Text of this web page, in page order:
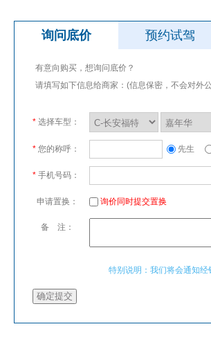
询问底价 预约试驾
有意向购买，想询问底价？
请填写如下信息给商家：(信息保密，不会对外
* 选择车型：
* 您的称呼： 先生
* 手机号码：
申请置换： 询价同时提交置换
备 注：
特别说明：我们将会通知